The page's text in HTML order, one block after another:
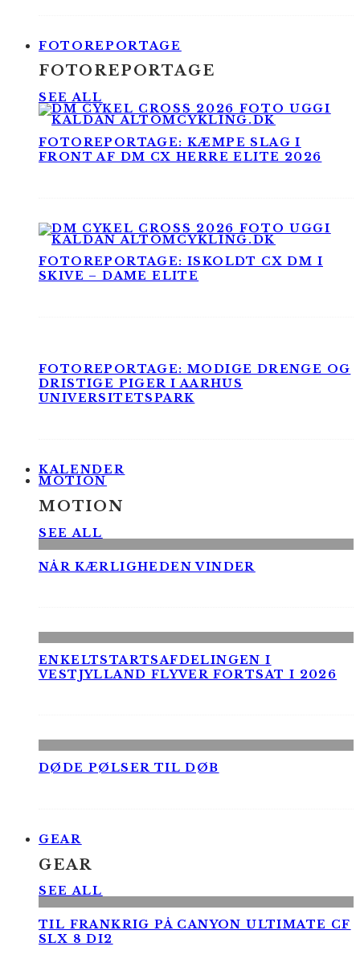
FOTOREPORTAGE
FOTOREPORTAGE
SEE ALL
FOTOREPORTAGE: KÆMPE SLAG I
FRONT AF DM CX HERRE ELITE 2026
FOTOREPORTAGE: ISKOLDT CX DM I
SKIVE – DAME ELITE
FOTOREPORTAGE: MODIGE DRENGE OG
DRISTIGE PIGER I AARHUS
UNIVERSITETSPARK
KALENDER
MOTION
MOTION
SEE ALL
NÅR KÆRLIGHEDEN VINDER
ENKELTSTARTSAFDELINGEN I
VESTJYLLAND FLYVER FORTSAT I 2026
DØDE PØLSER TIL DØB
GEAR
GEAR
SEE ALL
TIL FRANKRIG PÅ CANYON ULTIMATE CF
SLX 8 DI2